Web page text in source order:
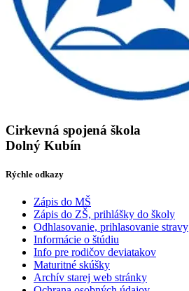
Cirkevná spojená škola
Dolný Kubín
Rýchle odkazy
Zápis do MŠ
Zápis do ZŠ, prihlášky do školy
Odhlasovanie, prihlasovanie stravy
Informácie o štúdiu
Info pre rodičov deviatakov
Maturitné skúšky
Archív starej web stránky